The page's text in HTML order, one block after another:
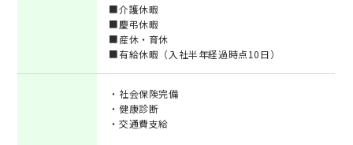
■介護休暇
■慶弔休暇
■産休・育休
■有給休暇（入社半年経過時点10日）
・社会保険完備
・健康診断
・交通費支給